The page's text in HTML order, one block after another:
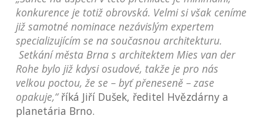
konkurence je totiž obrovská. Velmi si však ceníme
již samotné nominace nezávislým expertem
specializujícím se na současnou architekturu.
Setkání města Brna s architektem Mies van der
Rohe bylo již kdysi osudové, takže je pro nás
velkou poctou, že se – byť přeneseně – zase
opakuje,“říká Jiří Dušek, ředitel Hvězdárny a
planetária Brno.